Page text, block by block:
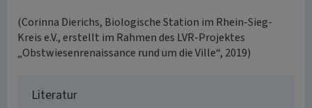
(Corinna Dierichs, Biologische Station im Rhein-Sieg-
Kreis e.V., erstellt im Rahmen des LVR-Projektes
„Obstwiesenrenaissance rund um die Ville“, 2019)
Literatur